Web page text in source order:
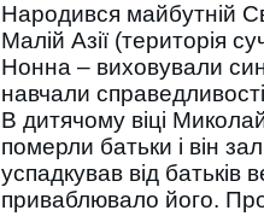
Народився майбутній
Малій Азії (територія
Нонна – виховували
навчали
В дитячому віці
померли батьки і він
успадкував від батьків
приваблювало його.